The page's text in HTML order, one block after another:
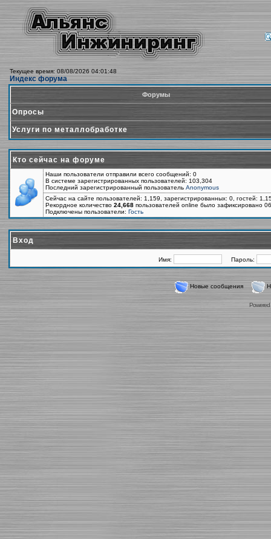
Текущее время: 08/08/2026 04:01:48
Индекс форума
Форумы
Опросы
Услуги по металлобработке
Кто сейчас на форуме
Наши пользователи отправили всего сообщений: 0
В системе зарегистрированных пользователей: 103,304
Последний зарегистрированный пользователь Anonymous
Сейчас на сайте пользователей: 1,159, зарегистрированных: 0, гостей:
Рекордное количество 24,668 пользователей online было зафиксировано
Подключены пользователи: Гость
Вход
Имя: Пароль:
Новые сообщения